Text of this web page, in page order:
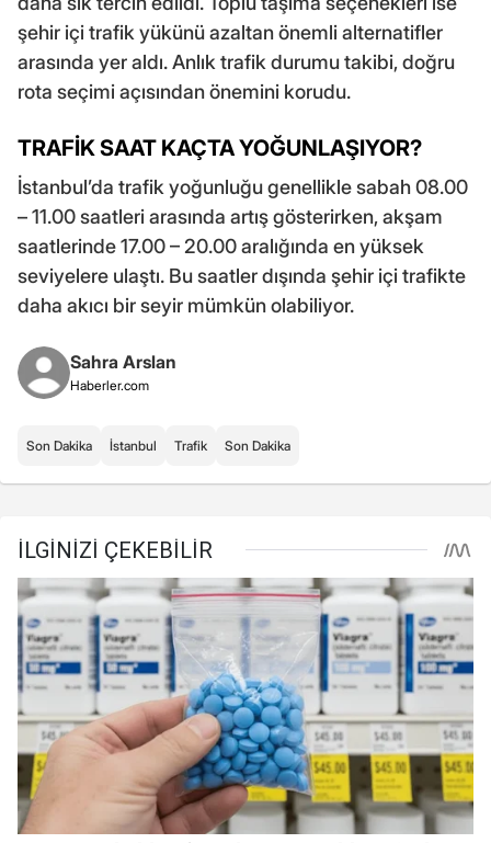
şehir içi trafik yükünü azaltan önemli alternatifler
arasında yer aldı. Anlık trafik durumu takibi, doğru
rota seçimi açısından önemini korudu.
TRAFİK SAAT KAÇTA YOĞUNLAŞIYOR?
İstanbul’da trafik yoğunluğu genellikle sabah 08.00
– 11.00 saatleri arasında artış gösterirken, akşam
saatlerinde 17.00 – 20.00 aralığında en yüksek
seviyelere ulaştı. Bu saatler dışında şehir içi trafikte
daha akıcı bir seyir mümkün olabiliyor.
Sahra Arslan
Haberler.com
Son Dakika İstanbul Trafik Son Dakika